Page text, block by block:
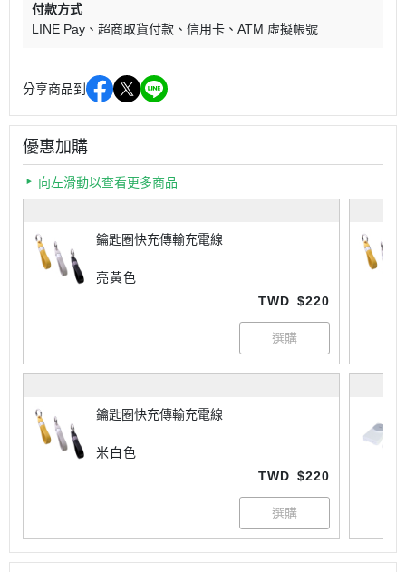
付款方式
LINE Pay
超商取貨付款 信用卡 ATM 虛擬帳號
分享商品到
優惠加購
向左滑動以查看更多商品
鑰匙圈快充傳輸充電線
亮黃色
TWD $220
鑰匙圈快充傳輸充電線
米白色
TWD $220